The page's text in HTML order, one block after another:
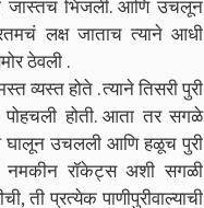
जास्तच भिजली. आणि उचलून
लक्ष जाताच त्याने आधी
ठेवली .
व्यस्त होते . त्याने तिसरी पुरी
पोहचली होती. आता तर सगळे
घालून उचलली आणि हळूच पुरी
नमकीन रॉकेट्स अशी सगळी
प्रत्येक पाणीपुरीवाल्याची